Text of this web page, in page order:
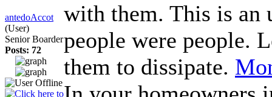
antedoAccot
(User)
Senior Boarder
Posts: 72
with them. This is an
people were people.
them to dissipate.